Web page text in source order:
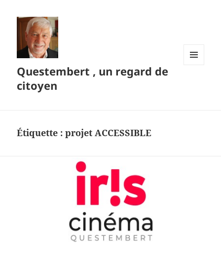
Questembert , un regard de
citoyen
Étiquette :projet ACCESSIBLE